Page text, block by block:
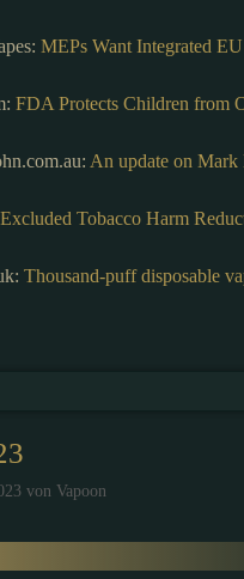
MEPs Want Integrated
FDA Protects Children from
An update on Mark
Excluded Tobacco Harm
Thousand-puff disposable
von Vapoon